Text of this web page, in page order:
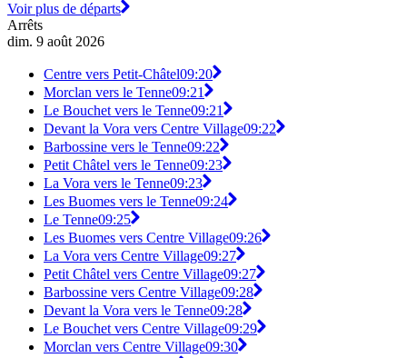
Voir plus de départs
Arrêts
dim. 9 août 2026
Centre vers Petit-Châtel09:20
Morclan vers le Tenne09:21
Le Bouchet vers le Tenne09:21
Devant la Vora vers Centre Village09:22
Barbossine vers le Tenne09:22
Petit Châtel vers le Tenne09:23
La Vora vers le Tenne09:23
Les Buomes vers le Tenne09:24
Le Tenne09:25
Les Buomes vers Centre Village09:26
La Vora vers Centre Village09:27
Petit Châtel vers Centre Village09:27
Barbossine vers Centre Village09:28
Devant la Vora vers le Tenne09:28
Le Bouchet vers Centre Village09:29
Morclan vers Centre Village09:30